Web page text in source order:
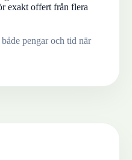
exakt offert från flera
pengar och tid när